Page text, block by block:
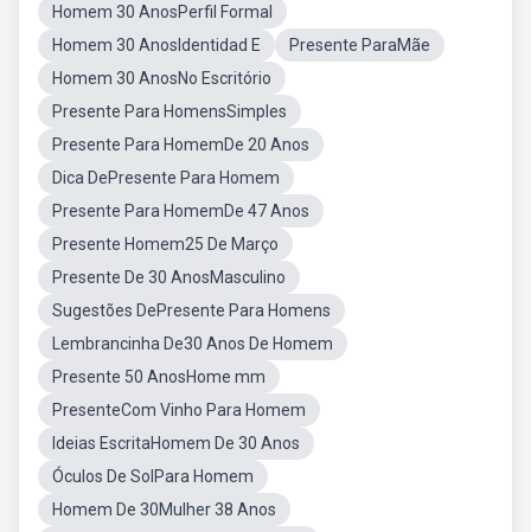
Homem 30 AnosPerfil Formal
Homem 30 AnosIdentidad E
Presente ParaMãe
Homem 30 AnosNo Escritório
Presente Para HomensSimples
Presente Para HomemDe 20 Anos
Dica DePresente Para Homem
Presente Para HomemDe 47 Anos
Presente Homem25 De Março
Presente De 30 AnosMasculino
Sugestões DePresente Para Homens
Lembrancinha De30 Anos De Homem
Presente 50 AnosHome mm
PresenteCom Vinho Para Homem
Ideias EscritaHomem De 30 Anos
Óculos De SolPara Homem
Homem De 30Mulher 38 Anos